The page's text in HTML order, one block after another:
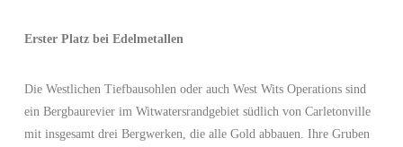
Erster Platz bei Edelmetallen
Die Westlichen Tiefbausohlen oder auch West Wits Operations sind
ein Bergbaurevier im Witwatersrandgebiet südlich von Carletonville
mit insgesamt drei Bergwerken, die alle Gold abbauen. Ihre Gruben